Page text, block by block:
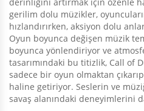
gerilim dolu müzikler,
hızlandırırken, aksiyon dolu
Oyun boyunca değişen müzik
boyunca yönlendiriyor ve
tasarımındaki bu titizlik, Call of
sadece bir oyun olmaktan
haline getiriyor. Seslerin ve
savaş alanındaki deneyimlerini